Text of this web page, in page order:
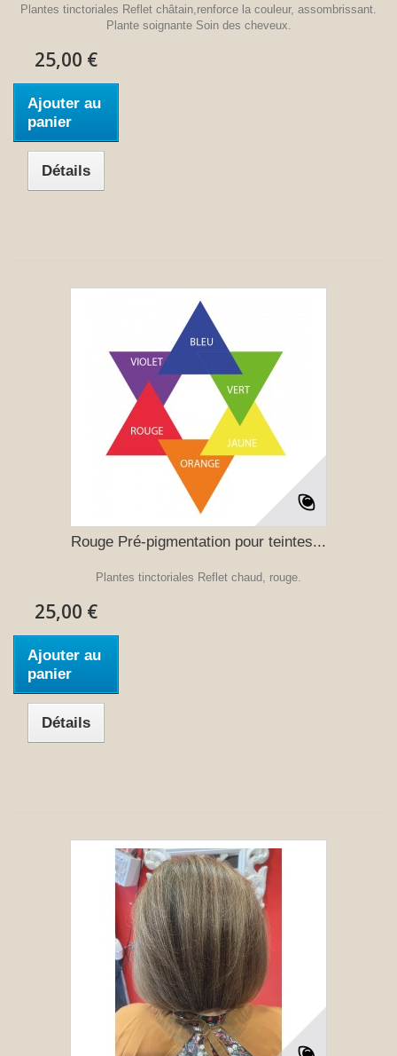
Plantes tinctoriales Reflet châtain,renforce la couleur, assombrissant.
Plante soignante Soin des cheveux.
25,00 €
Ajouter au
panier
Détails
Rouge Pré-pigmentation pour teintes...
Plantes tinctoriales Reflet chaud, rouge.
25,00 €
Ajouter au
panier
Détails